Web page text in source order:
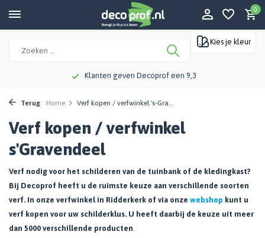
0
Kies je kleur
Klanten geven Decoprof een 9,3
Terug Home Verf kopen / verfwinkel 's-Gra...
Verf kopen / verfwinkel
s'Gravendeel
Verf nodig voor het schilderen van de tuinbank of de kledingkast?
Bij Decoprof heeft u de ruimste keuze aan verschillende soorten
verf. In onze verfwinkel in Ridderkerk of via onze webshop kunt u
verf kopen voor uw schilderklus. U heeft daarbij de keuze uit meer
dan 5000 verschillende producten.